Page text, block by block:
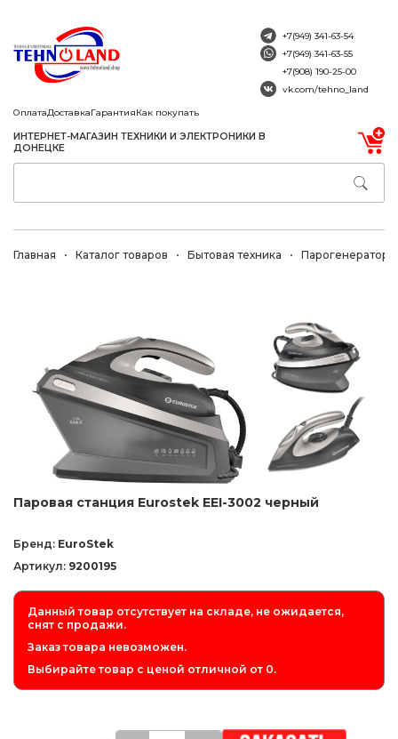
ОплатаДоставкаГарантияКак покупать
ИНТЕРНЕТ-МАГАЗИН ТЕХНИКИ И ЭЛЕКТРОНИКИ В
ДОНЕЦКЕ
+7(949) 341-63-54
+7(949) 341-63-55
+7(908) 190-25-00
vk.com/tehno_land
Главная Каталог товаров Бытовая техника Парогенераторы
Паровая станция Eurostek EEI-3002 черный
Бренд: EuroStek
Артикул: 9200195
Данный товар отсутствует на складе, не ожидается,
снят с продажи.
Заказ товара невозможен.
Выбирайте товар с ценой отличной от 0.